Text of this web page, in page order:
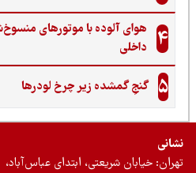
هوای آلوده با موتورهای منسوخ‌شده
داخلی
گنجِ گمشده زیر چرخ لودرها
خیابان شریعتی، ابتدای عباس‌آباد،